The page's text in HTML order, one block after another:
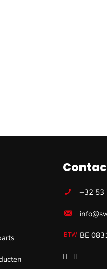
+32 53
BE